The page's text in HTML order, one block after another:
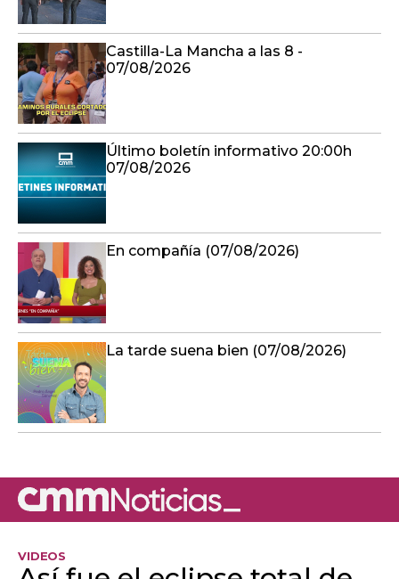
Castilla-La Mancha a las 8 -
07/08/2026
Último boletín informativo 20:00h
07/08/2026
En compañía (07/08/2026)
La tarde suena bien (07/08/2026)
VIDEOS